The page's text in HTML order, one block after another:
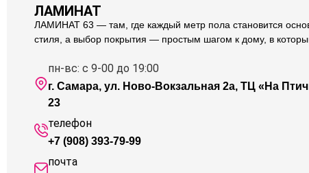
ЛАМИНАТ
ЛАМИНАТ 63 — там, где каждый метр пола становится
стиля, а выбор покрытия — простым шагом к дому, в
пн-вс: с 9-00 до 19:00
г. Самара, ул. Ново-Вокзальная 2а, ТЦ «На
23
телефон
+7 (908) 393-79-99
почта